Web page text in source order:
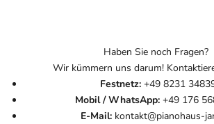
Haben Sie noch Fragen?
Wir kümmern uns darum!
Festnetz:+49 8231
Mobil / WhatsApp: +49 176
E-Mail: kontakt@pianohaus-